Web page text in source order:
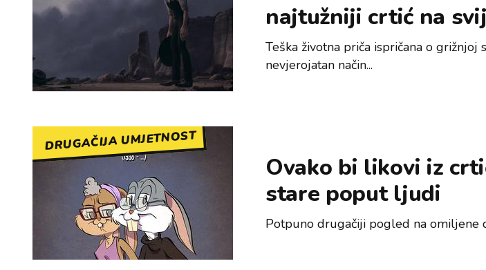
najtužniji crtić na
Teška životna priča ispričana o grižnjoj
nevjerojatan način...
DRUGAČIJA UMJETNOST
Ovako bi likovi iz
stare poput ljudi
Potpuno drugačiji pogled na omiljene